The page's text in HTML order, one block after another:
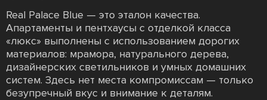
Real Palace Blue — это эталон качества.
Апартаменты и пентхаусы с отделкой класса
«люкс» выполнены с использованием дорогих
материалов: мрамора, натурального дерева,
дизайнерских светильников и умных домашних
систем. Здесь нет места компромиссам — только
безупречный вкус и внимание к деталям.